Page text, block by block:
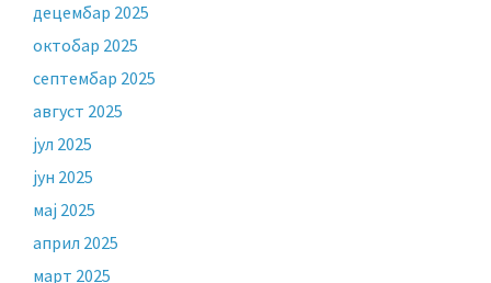
децембар 2025
октобар 2025
септембар 2025
август 2025
јул 2025
јун 2025
мај 2025
април 2025
март 2025